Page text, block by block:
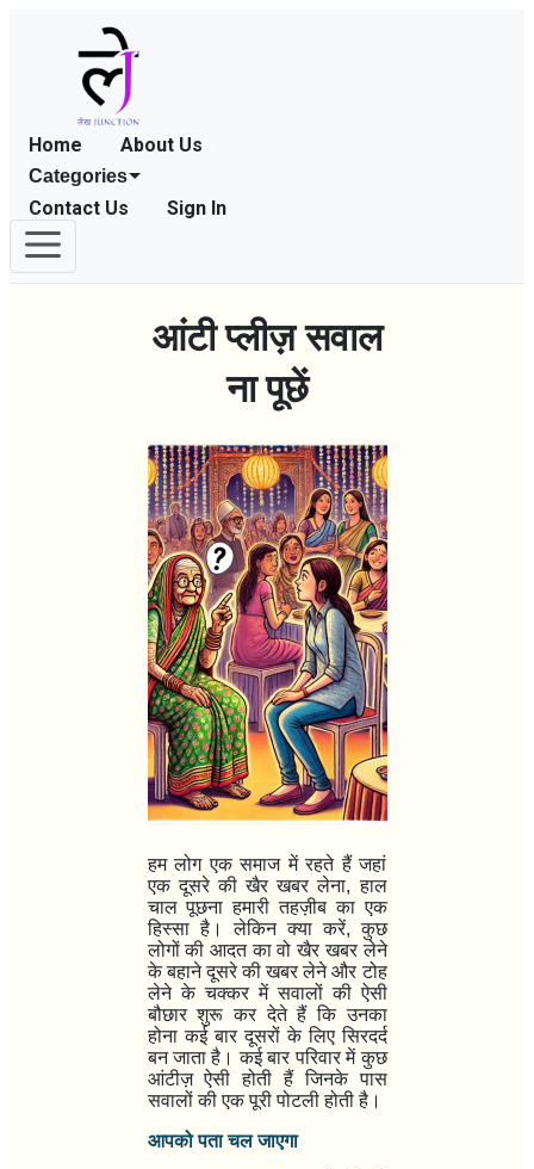
Home About Us
Categories
Contact Us Sign In
आंटी प्लीज़ सवाल
ना पूछें
हम लोग एक समाज में रहते हैं जहां
एक दूसरे की खैर खबर लेना,हाल
चाल पूछना हमारी तहज़ीब का एक
हिस्सा है। लेकिन क्या करें,कुछ
लोगों की आदत का वो खैर खबर लेने
के बहाने दूसरे की खबर लेने और टोह
लेने के चक्कर में सवालों की ऐसी
बौछार शुरू कर देते हैं कि उनका
होना कई बार दूसरों के लिए सिरदर्द
बन जाता है। कई बार परिवार में कुछ
आंटीज़ ऐसी होती हैं जिनके पास
सवालों की एक पूरी पोटली होती है।
आपको पता चल जाएगा